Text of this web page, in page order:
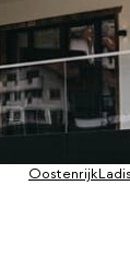
OostenrijkLadis